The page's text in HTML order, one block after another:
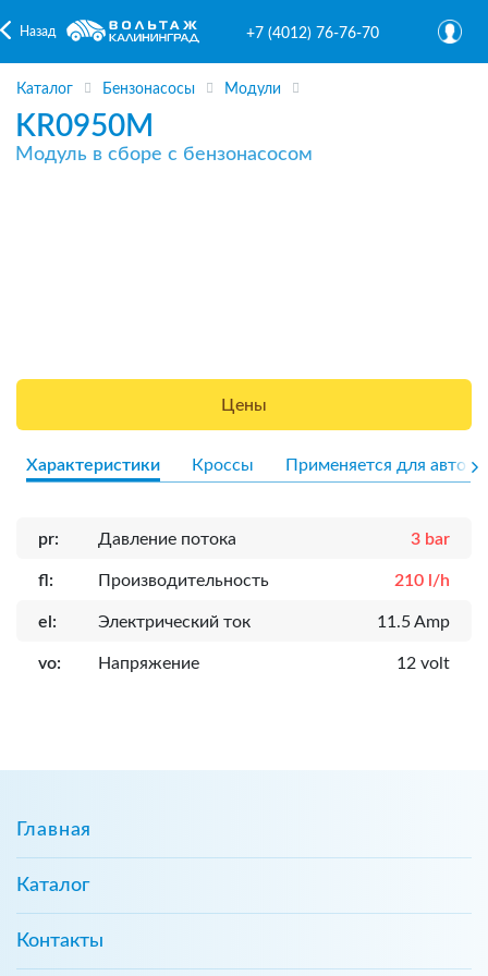
Назад +7 (4012) 76-76-70
Каталог Бензонасосы Модули
KR0950M
Модуль в сборе с бензонасосом
Цены
Характеристики Кроссы Применяется для авто
pr: Давление потока 3 bar
fl: Производительность 210 l/h
el: Электрический ток 11.5 Amp
vo: Напряжение 12 volt
Главная
Каталог
Контакты